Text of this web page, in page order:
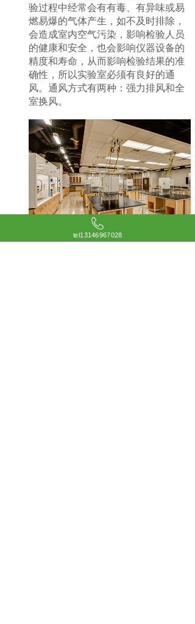
验过程中经常会有有毒、有异味或易
燃易爆的气体产生，如不及时排除，
会造成室内空气污染，影响检验人员
的健康和安全，也会影响仪器设备的
精度和寿命，从而影响检验结果的准
确性，所以实验室必须有良好的通
风。通风方式有两种：强力排风和全
室换风。
tel13146967028